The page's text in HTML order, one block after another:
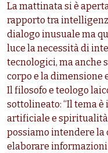
La mattinata si è
rapporto tra
dialogo inusuale ma
luce la necessità di
tecnologici, ma anche
corpo e la dimensione
Il filosofo e teologo
sottolineato: “Il tema
artificiale e
possiamo intendere la
elaborare